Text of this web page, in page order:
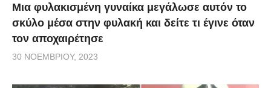
Μια φυλακισμένη γυναίκα μεγάλωσε αυτόν το
σκύλο μέσα στην φυλακή και δείτε τι έγινε όταν
τον αποχαιρέτησε
30 ΝΟΕΜΒΡΊΟΥ, 2023